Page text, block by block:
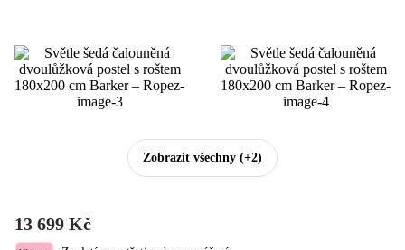
Zobrazit všechny (+2)
13 699 Kč